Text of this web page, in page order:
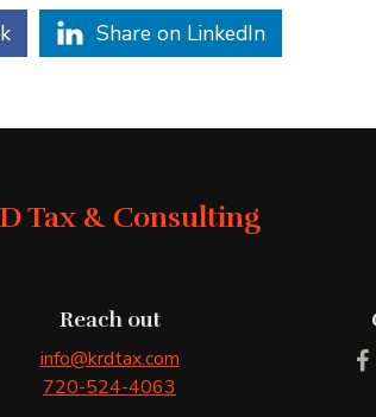
Share on LinkedIn
Tax & Consulting
Reach out
info@krdtax.com
720-524-4063